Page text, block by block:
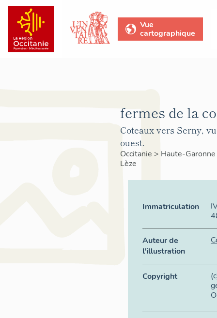
Vue
cartographique
fermes de la
Coteaux vers Serny,
ouest.
Occitanie > Haute-Garonne
Lèze
Immatriculation
Auteur de
l'illustration
Copyright